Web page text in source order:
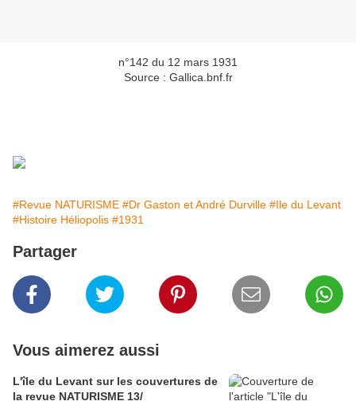
n°142 du 12 mars 1931
Source : Gallica.bnf.fr
#Revue NATURISME #Dr Gaston et André Durville #Ile du Levant
#Histoire Héliopolis #1931
Partager
Vous aimerez aussi
L'île du Levant sur les couvertures de
la revue NATURISME 13/